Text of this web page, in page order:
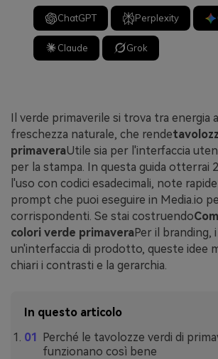
ChatGPT Perplexity
Claude Grok
Il verde primaverile si trova tra energia
freschezza naturale, che rende
primaveraUtile sia per l'interfaccia
per la stampa. In questa guida otterrai
l'uso con codici esadecimali, note
prompt che puoi eseguire in Media.io
corrispondenti. Se stai costruendo
colori verde primaveraPer il branding,
un'interfaccia di prodotto, queste idee
chiari i contrasti e la gerarchia.
In questo articolo
Perché le tavolozze verdi di
funzionano così bene